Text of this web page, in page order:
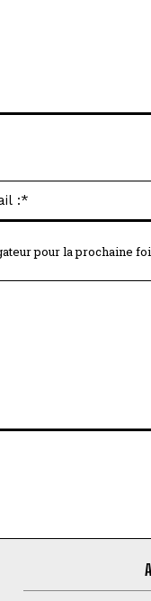
pour la prochaine